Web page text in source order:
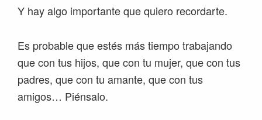
Y hay algo importante que quiero recordarte.
Es probable que estés más tiempo trabajando
que con tus hijos, que con tu mujer, que con tus
padres, que con tu amante, que con tus
amigos… Piénsalo.